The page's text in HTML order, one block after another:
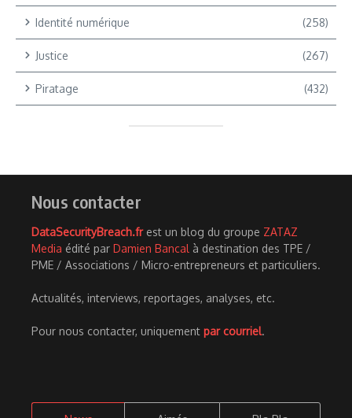
Identité numérique (258)
Justice (267)
Piratage (432)
Nous contacter
DataSecurityBreach.frest un blog du groupe ZATAZ
Media édité par Damien Bancal à destination des TPE /
PME / Associations / Micro-entrepreneurs et particuliers.
Actualités, interviews, reportages, analyses, etc.
Pour nous contacter, uniquement par courriel.